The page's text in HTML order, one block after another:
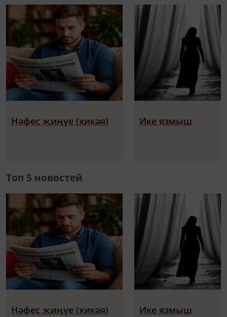
Нәфес җиңүе (хикәя) Ике язмыш
Топ 5 новостей
Нәфес җиңүе (хикәя) Ике язмыш